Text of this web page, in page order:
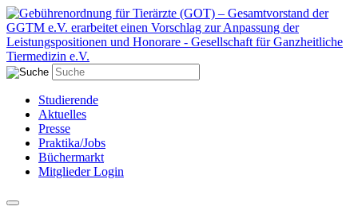
Studierende
Aktuelles
Presse
Praktika/Jobs
Büchermarkt
Mitglieder Login